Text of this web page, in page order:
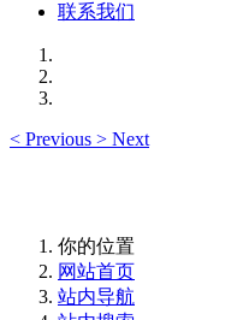
联系我们
< Previous > Next
你的位置
网站首页
站内导航